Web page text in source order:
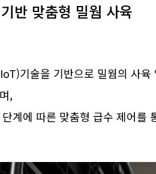
반 맞춤형 밀웜 사육
기술을 기반으로 밀웜의 사
,
계에 따른 맞춤형 급수 제어를